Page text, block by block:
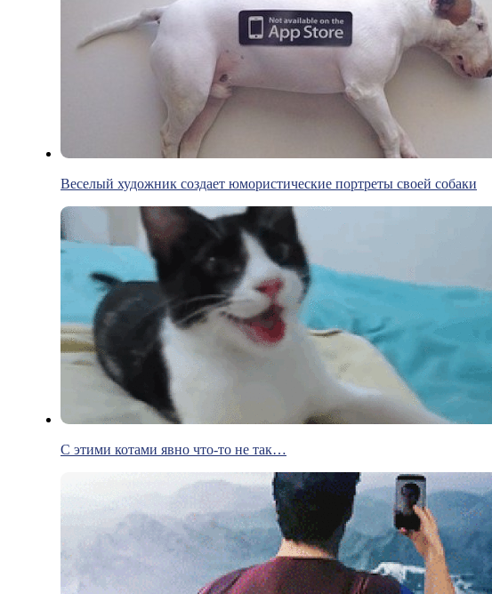
Веселый художник создает юмористические портреты своей собаки
С этими котами явно что-то не так…